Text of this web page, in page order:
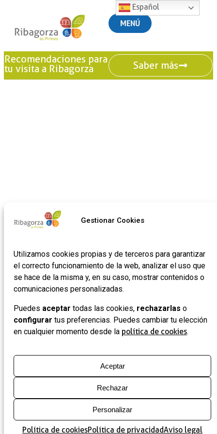
Gestionar Cookies
Utilizamos cookies propias y de terceros para garantizar
el correcto funcionamiento de la web, analizar el uso que
se hace de la misma y, en su caso, mostrar contenidos o
comunicaciones personalizadas.
Puedes aceptar todas las cookies, rechazarlas o
configurar tus preferencias. Puedes cambiar tu elección
en cualquier momento desde la política de cookies.
Aceptar
Rechazar
Personalizar
Política de cookiesPolítica de privacidadAviso legal
MENÚ
Recomendaciones para
tu visita a Ribagorza
Saber más
Mapa Lista
Español